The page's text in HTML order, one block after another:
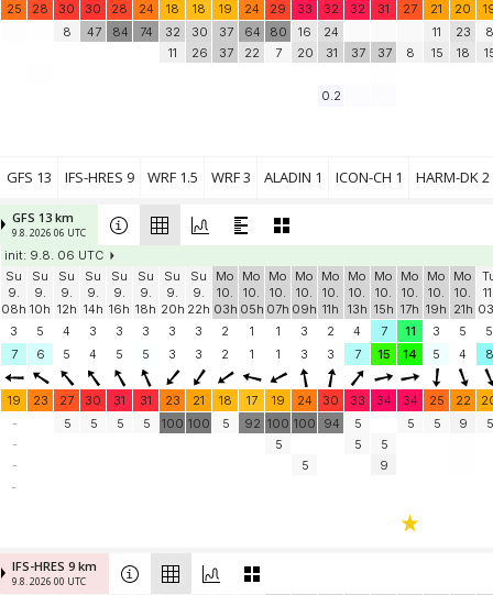
Add your station...
25 28 30 30 28 24 18 18 19 24 29 33 32 32 31 27 21 20
8
47 84 74
32
11
30
26
37
37
64
22
80
7
16
20
24
31
37 37 8
11
15
23
18
8
0.2
GFS 13 IFS-HRES 9 WRF 1.5 WRF 3 ALADIN 1 ICON-CH 1 HARM-DK 2
GFS 13 km
9.8. 2026 06 UTC
init: 9.8. 06 UTC
Su
9.
08h
Su
9.
10h
Su
9.
12h
Su
9.
14h
Su
9.
16h
Su
9.
18h
Su
9.
20h
Su
9.
22h
Mo
10.
03h
Mo
10.
05h
Mo
10.
07h
Mo
10.
09h
Mo
10.
11h
Mo
10.
13h
Mo
10.
15h
Mo
10.
17h
Mo
10.
19h
Mo
10.
21h
3
5 4 3 3 3 3 3 2 1 1 3 2 4 7 11 3 5
5
7
6 5 4 5 5 3 3 2 1 1 3 3 7 15 14 5 4 8
19 23 27 30 31 31 23 21 18 17 19 24 30 33 34 34 25 22
-
-
-
5 5 5 5 100 100 5 92 100
5
100
5
94
5
5
5
9
5 5 9 5
-
IFS-HRES 9 km
9.8. 2026 00 UTC